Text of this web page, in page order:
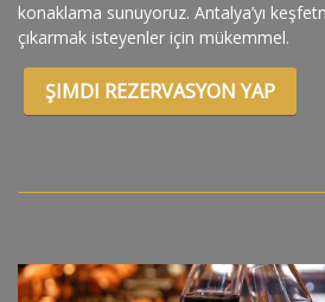
konaklama sunuyoruz. Antalya’yı
çıkarmak isteyenler için mükemmel.
ŞIMDI REZERVASYON YAP